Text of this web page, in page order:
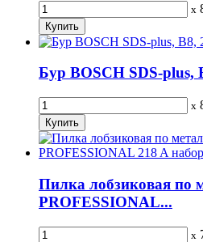
x
Бур BOSCH SDS-plus,
x
Пилка лобзиковая по
PROFESSIONAL...
x